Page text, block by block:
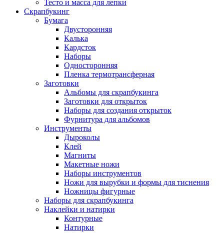
Тесто и масса для лепки
Скрапбукинг
Бумага
Двусторонняя
Калька
Кардсток
Наборы
Односторонняя
Пленка термотрансферная
Заготовки
Альбомы для скрапбукинга
Заготовки для открыток
Наборы для создания открыток
Фурнитура для альбомов
Инструменты
Дыроколы
Клей
Магниты
Макетные ножи
Наборы инструментов
Ножи для вырубки и формы для тиснения
Ножницы фигурные
Наборы для скрапбукинга
Наклейки и натирки
Контурные
Натирки